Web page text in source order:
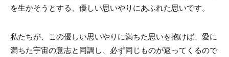
を生かそうとする、優しい思いやりにあふれた思いです。
私たちが、この優しい思いやりに満ちた思いを抱けば、愛に
満ちた宇宙の意志と同調し、必ず同じものが返ってくるので